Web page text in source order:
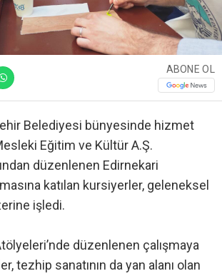
ABONE OL
Belediyesi bünyesinde hizmet
Eğitim ve Kültür A.Ş.
düzenlenen Edirnekari
katılan kursiyerler, geleneksel
işledi.
düzenlenen çalışmaya
tezhip sanatının da yan alanı olan